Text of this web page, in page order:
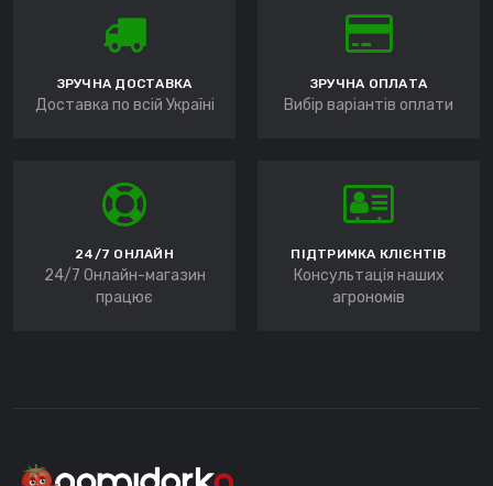
ЗРУЧНА ДОСТАВКА
Доставка по всій Україні
ЗРУЧНА ОПЛАТА
Вибір варіантів оплати
24/7 ОНЛАЙН
24/7 Онлайн-магазин
працює
ПІДТРИМКА КЛІЄНТІВ
Консультація наших
агрономів